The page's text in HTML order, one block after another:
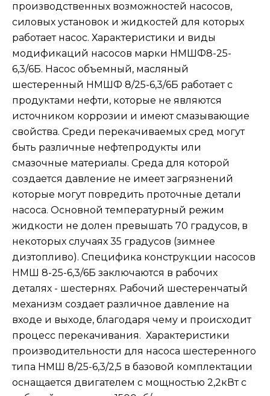
производственных возможностей насосов,
силовых установок и жидкостей для которых
работает насос. Характеристики и виды
модификаций насосов марки НМШФ8-25-
6,3/6Б. Насос объемный, масляный
шестеренный НМШФ 8/25-6,3/6Б работает с
продуктами нефти, которые не являются
источником коррозии и имеют смазывающие
свойства. Среди перекачиваемых сред могут
быть различные нефтепродукты или
смазочные материалы. Среда для которой
создается давление не имеет загрязнений
которые могут повредить проточные детали
насоса. Основной температурный режим
жидкости не долен превышать 70 градусов, в
некоторых случаях 35 градусов (зимнее
дизтопливо). Специфика конструкции насосов
НМШ 8-25-6,3/6Б заключаются в рабочих
деталях - шестернях. Рабочий шестеренчатый
механизм создает различное давление на
входе и выходе, благодаря чему и происходит
процесс перекачивания. Характеристики
производительности для насоса шестеренного
типа НМШ 8/25-6,3/2,5 в базовой комплектации
оснащается двигателем с мощностью 2,2кВт с